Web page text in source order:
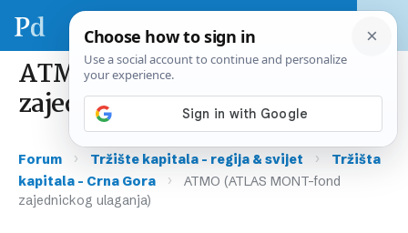
ATMO (ATLAS MONT-fond
zajednickog ulaganja)
Forum › Tržište kapitala – regija & svijet ›
Tržišta
kapitala – Crna Gora
›
ATMO (ATLAS MONT-fond
zajednickog ulaganja)